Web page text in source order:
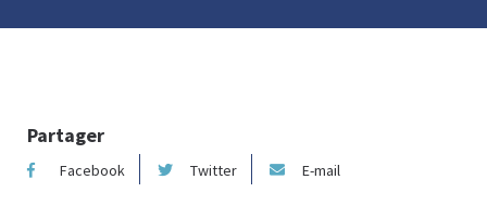
Partager
Facebook Twitter E-mail